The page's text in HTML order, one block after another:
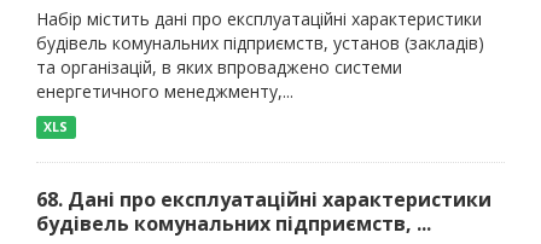
Набір містить дані про експлуатаційні характеристики
будівель комунальних підприємств, установ (закладів)
та організацій, в яких впроваджено системи
енергетичного менеджменту,...
XLS
68. Дані про експлуатаційні характеристики
будівель комунальних підприємств, ...